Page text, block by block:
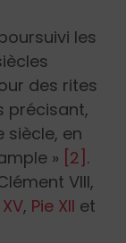
les
des rites
précisant,
siècle, en
» [2] .
VIII,
, Pie XII et